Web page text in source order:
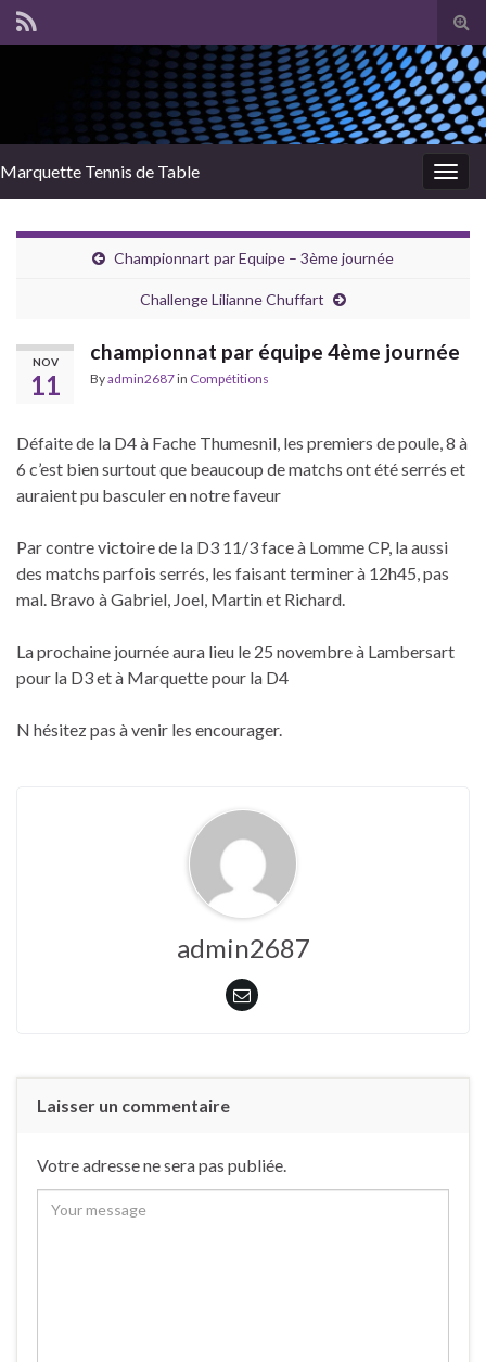
Marquette Tennis de Table
Championnart par Equipe – 3ème journée
Challenge Lilianne Chuffart
NOV
11
championnat par équipe 4ème journée
Byadmin2687in Compétitions
Défaite de la D4 à Fache Thumesnil, les premiers de poule, 8 à
6 c’est bien surtout que beaucoup de matchs ont été serrés et
auraient pu basculer en notre faveur
Par contre victoire de la D3 11/3 face à Lomme CP, la aussi
des matchs parfois serrés, les faisant terminer à 12h45, pas
mal. Bravo à Gabriel, Joel, Martin et Richard.
La prochaine journée aura lieu le 25 novembre à Lambersart
pour la D3 et à Marquette pour la D4
N hésitez pas à venir les encourager.
admin2687
Laisser un commentaire
Votre adresse ne sera pas publiée.